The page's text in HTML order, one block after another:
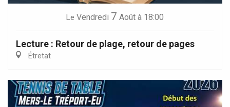
Le Vendredi 7 Août à 18:00
Lecture : Retour de plage, retour de pages
Étretat